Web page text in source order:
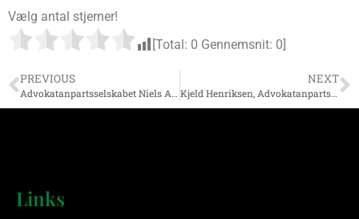
Vælg antal stjerner!
[Total: 0 Gennemsnit: 0
PREVIOUS
Advokatanpartsselskabet Niels Anker Rasmussen
NEXT
Kjeld Henriksen, Advokatanpartsselskab
Links